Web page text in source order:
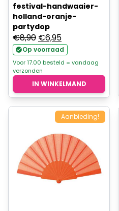
festival-handwaaier-
holland-oranje-
partydop
€8,90 Oorspronkelijke
prijs
was:
€8,90.
€6,95Huidige
prijs
is:
€6,95.
Op voorraad
Voor 17.00 besteld = vandaag
verzonden
IN WINKELMAND
Aanbieding!